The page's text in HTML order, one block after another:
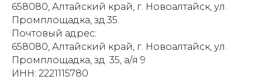
658080, Алтайский край, г. Новоалтайск, ул.
Промплощадка, зд.35.
Почтовый адрес:
658080, Алтайский край, г. Новоалтайск, ул.
Промплощадка, зд. 35, а/я 9
ИНН: 2221115780